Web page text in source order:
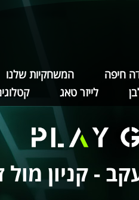
חיפה המשחקיות שלנו
לייזר טאג
- קניון מול